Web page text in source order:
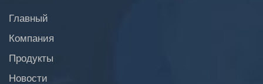
Главный
Компания
Продукты
Новости